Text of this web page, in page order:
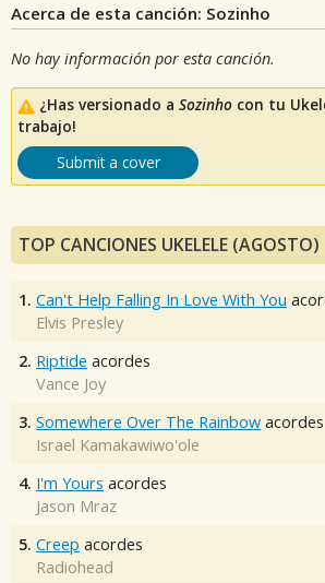
Acerca de esta canción: Sozinho
No hay información por esta canción.
¿Has versionado a Sozinho con tu
trabajo!
Submit a cover
TOP CANCIONES UKELELE (AGOSTO)
1. Can't Help Falling In Love With You
Elvis Presley
2. Riptide acordes
Vance Joy
3. Somewhere Over The Rainbow acordes
Israel Kamakawiwo'ole
4. I'm Yours acordes
Jason Mraz
5. Creep acordes
Radiohead